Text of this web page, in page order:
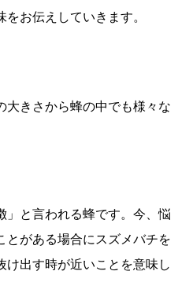
お伝えしていきます。
大きさから蜂の中でも様々な
」と言われる蜂です。今、悩
とがある場合にスズメバチを
け出す時が近いことを意味し